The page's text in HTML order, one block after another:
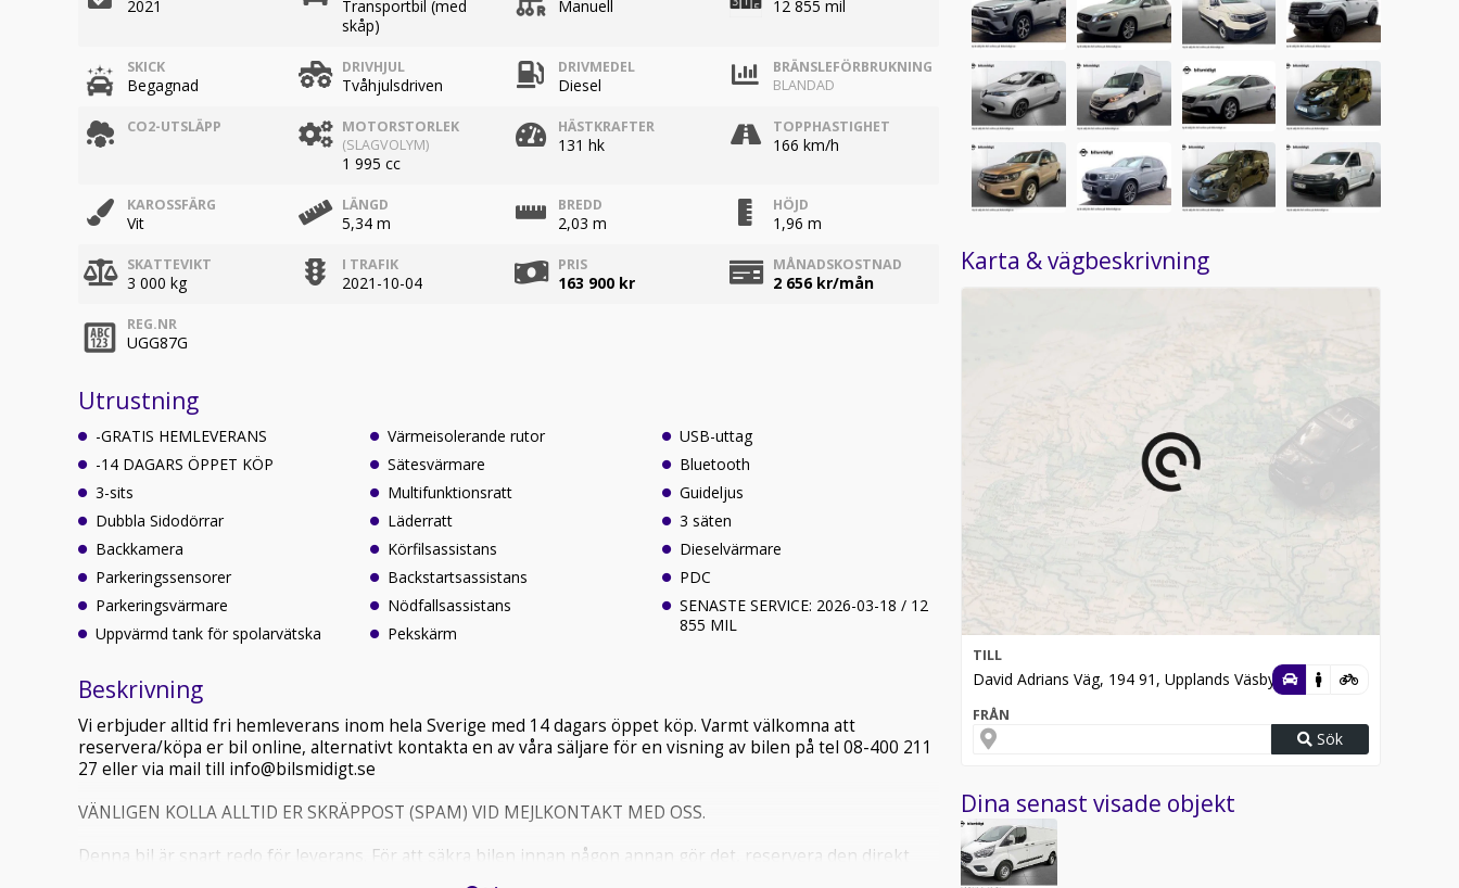
2021
Transportbil (med
skåp)
Manuell 12 855 mil
SKICK
Begagnad
DRIVHJUL
Tvåhjulsdriven
DRIVMEDEL
Diesel
BRÄNSLEFÖRBRUKNING
BLANDAD
CO2-UTSLÄPP
MOTORSTORLEK
(SLAGVOLYM)
1 995 cc
HÄSTKRAFTER
131 hk
TOPPHASTIGHET
166 km/h
KAROSSFÄRG
Vit
LÄNGD
5,34 m
BREDD
2,03 m
HÖJD
1,96 m
SKATTEVIKT
3 000 kg
I TRAFIK
2021-10-04
PRIS
163 900 kr
MÅNADSKOSTNAD
2 656kr/mån
REG.NR
UGG87G
Utrustning
-GRATIS HEMLEVERANS
-14 DAGARS ÖPPET KÖP
3-sits
Dubbla Sidodörrar
Backkamera
Parkeringssensorer
Parkeringsvärmare
Uppvärmd tank för spolarvätska
Värmeisolerande rutor
Sätesvärmare
Multifunktionsratt
Läderratt
Körfilsassistans
Backstartsassistans
Nödfallsassistans
Pekskärm
USB-uttag
Bluetooth
Guideljus
3 säten
Dieselvärmare
PDC
SENASTE SERVICE: 2026-03-18 / 12
855 MIL
Beskrivning
Vi erbjuder alltid fri hemleverans inom hela Sverige med 14 dagars öppet köp. Varmt välkomna att
reservera/köpa er bil online, alternativt kontakta en av våra säljare för en visning av bilen på tel 08-400 211
27 eller via mail till info@bilsmidigt.se
VÄNLIGEN KOLLA ALLTID ER SKRÄPPOST (SPAM) VID MEJLKONTAKT MED OSS.
Denna bil är snart redo för leverans. För att säkra bilen innan någon annan gör det, reservera den direkt
Karta & vägbeskrivning
TILL
David Adrians Väg, 194 91, Upplands Väsby
FRÅN
Sök
Dina senast visade objekt